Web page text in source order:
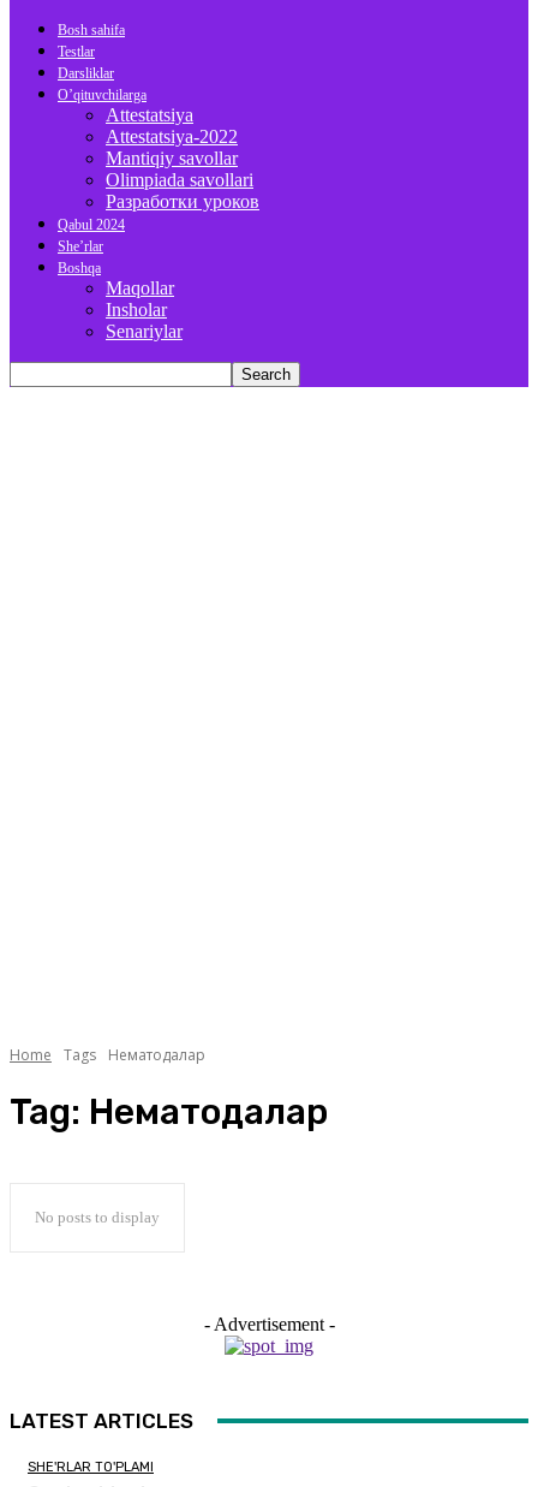
Bosh sahifa
Testlar
Darsliklar
O’qituvchilarga
Attestatsiya
Attestatsiya-2022
Mantiqiy savollar
Olimpiada savollari
Разработки уроков
Qabul 2024
She’rlar
Boshqa
Maqollar
Insholar
Senariylar
Home Tags Нематодалар
Tag: Нематодалар
No posts to display
- Advertisement -
LATEST ARTICLES
SHE'RLAR TO'PLAMI